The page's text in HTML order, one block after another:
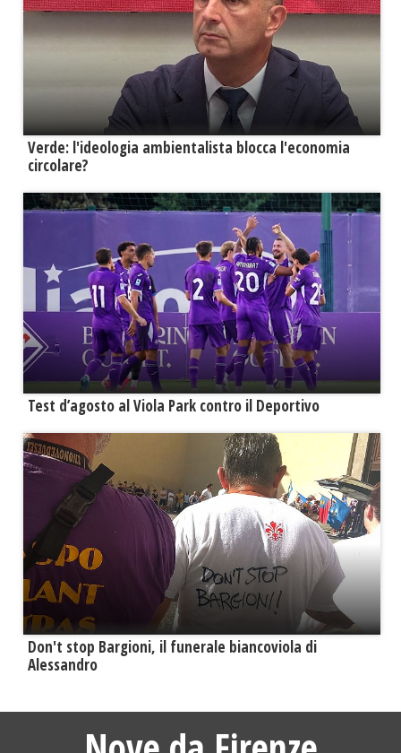
Verde: l'ideologia ambientalista blocca l'economia
circolare?
Test d’agosto al Viola Park contro il Deportivo
Don't stop Bargioni, il funerale biancoviola di
Alessandro